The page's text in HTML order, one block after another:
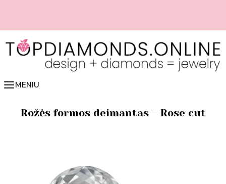
📏 Lengvai nustatyk žiedo dydį online 👉 spausk čia
MENIU
Rožės formos deimantas – Rose cut